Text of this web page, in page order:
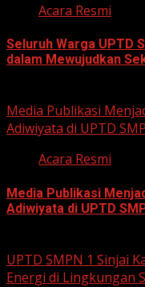
Acara Resmi
Seluruh Warga UPTD
dalam Mewujudkan
Media Publikasi
Adiwiyata di UPTD
Acara Resmi
Media Publikasi
Adiwiyata di UPTD
UPTD SMPN 1 Sinjai
Energi di Lingkungan